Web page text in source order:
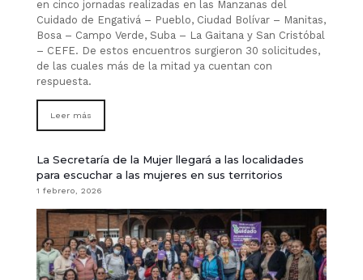
en cinco jornadas realizadas en las Manzanas del
Cuidado de Engativá – Pueblo, Ciudad Bolívar – Manitas,
Bosa – Campo Verde, Suba – La Gaitana y San Cristóbal
– CEFE. De estos encuentros surgieron 30 solicitudes,
de las cuales más de la mitad ya cuentan con
respuesta.
Leer más
La Secretaría de la Mujer llegará a las localidades
para escuchar a las mujeres en sus territorios
1 febrero, 2026